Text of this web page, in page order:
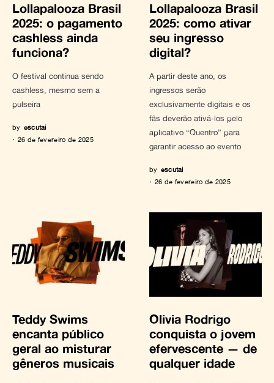
Lollapalooza Brasil
2025: o pagamento
cashless ainda
funciona?
O festival continua sendo
cashless, mesmo sem a
pulseira
by escutai
26 de fevereiro de 2025
Lollapalooza Brasil
2025: como ativar
seu ingresso
digital?
A partir deste ano, os
ingressos serão
exclusivamente digitais e os
fãs deverão ativá-los pelo
aplicativo “Quentro” para
garantir acesso ao evento
by escutai
26 de fevereiro de 2025
Teddy Swims
encanta público
geral ao misturar
gêneros musicais
Olivia Rodrigo
conquista o jovem
efervescente — de
qualquer idade